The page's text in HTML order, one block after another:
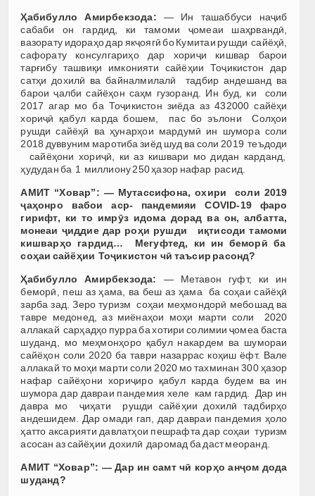
Ҳабибулло Амирбекзода: — Ин ташаббуси наҷиб
сабаби он гардид, ки тамоми ҷомеаи шаҳрвандӣ,
вазорату идораҳо дар якҷоягӣ бо Кумитаи рушди сайёҳӣ,
сафорату консулгариҳо дар хориҷи кишвар барои
тарғибу ташвиқи имконияти сайёҳии Тоҷикистон дар
сатҳи дохилӣ ва байналмилалӣ тадбир андешанд ва
барои ҷалби сайёҳон саҳм гузоранд. Ин буд, ки соли
2017 агар мо ба Тоҷикистон зиёда аз 432000 сайёҳи
хориҷӣ қабул карда бошем, пас бо эълони Солҳои
рушди сайёҳӣ ва ҳунарҳои мардумӣ ин шумора соли
2018 дуввуним маротиба зиёд шуд ва соли 2019 теъдоди
сайёҳони хориҷӣ, ки аз кишвари мо дидан карданд,
ҳудудан ба 1 миллиону 250 ҳазор нафар расид.
АМИТ “Ховар”: — Мутассифона, охири соли 2019
ҷаҳонро вабои аср- пандемияи COVID-19 фаро
гирифт, ки то имрӯз идома дорад ва он, албатта,
монеаи ҷиддие дар роҳи рушди иқтисоди тамоми
кишварҳо гардид… Мегуфтед, ки ин беморӣ ба
соҳаи сайёҳии Тоҷикистон чӣ таъсир расонд?
Ҳабибулло Амирбекзода:
— Метавон гуфт, ки ин
беморӣ, пеш аз ҳама, ва беш аз ҳама ба соҳаи сайёҳӣ
зарба зад. Зеро туризм соҳаи меҳмондорӣ мебошад ва
тавре медонед, аз миёнаҳои моҳи марти соли 2020
аллакай сарҳадҳо пурра ба хотири солимии ҷомеа баста
шуданд, мо меҳмонҳоро қабул накардем ва шумораи
сайёҳон соли 2020 ба таври назаррас коҳиш ёфт. Вале
аллакай то моҳи марти соли 2020 мо тахминан 300 ҳазор
нафар сайёҳони хориҷиро қабул карда будем ва ин
шумора дар давраи пандемия хеле кам гардид. Дар ин
давра мо ҷиҳати рушди сайёҳии дохилӣ тадбирҳо
андешидем. Дар омади гап, дар давраи пандемия ҳоло
ҳатто аксарияти давлатҳои пешрафта дар соҳаи туризм
асосан аз сайёҳии дохилӣ даромад ба даст меоранд.
АМИТ “Ховар”: — Дар ин самт чӣ корҳо анҷом дода
шуданд?